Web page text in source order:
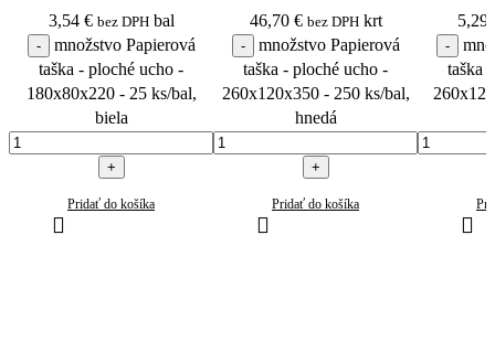
3,54 € bez DPH bal
množstvo Papierová
taška - ploché ucho -
180x80x220 - 25 ks/bal,
biela
Pridať do košíka
46,70 € bez DPH krt
množstvo Papierová
taška - ploché ucho -
260x120x350 - 250 ks/bal,
hnedá
Pridať do košíka
5,29
taška